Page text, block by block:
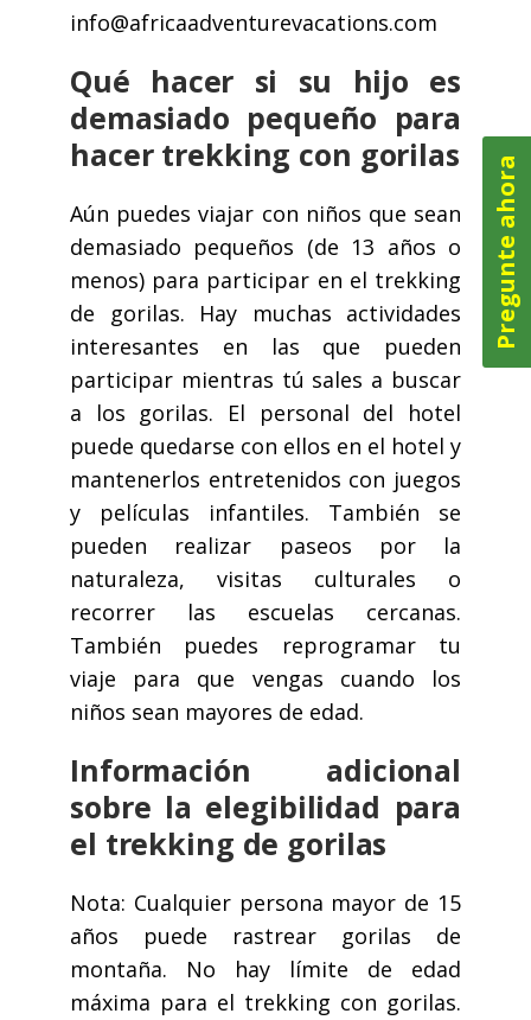
info@africaadventurevacations.com
Qué hacer si su hijo es
demasiado pequeño para
hacer trekking con gorilas
Aún puedes viajar con niños que sean
demasiado pequeños (de 13 años o
menos) para participar en el trekking
de gorilas. Hay muchas actividades
interesantes en las que pueden
participar mientras tú sales a buscar
a los gorilas. El personal del hotel
puede quedarse con ellos en el hotel y
mantenerlos entretenidos con juegos
y películas infantiles. También se
pueden realizar paseos por la
naturaleza, visitas culturales o
recorrer las escuelas cercanas.
También puedes reprogramar tu
viaje para que vengas cuando los
niños sean mayores de edad.
Información adicional
sobre la elegibilidad para
el trekking de gorilas
Nota: Cualquier persona mayor de 15
años puede rastrear gorilas de
montaña. No hay límite de edad
máxima para el trekking con gorilas.
Pregunte ahora